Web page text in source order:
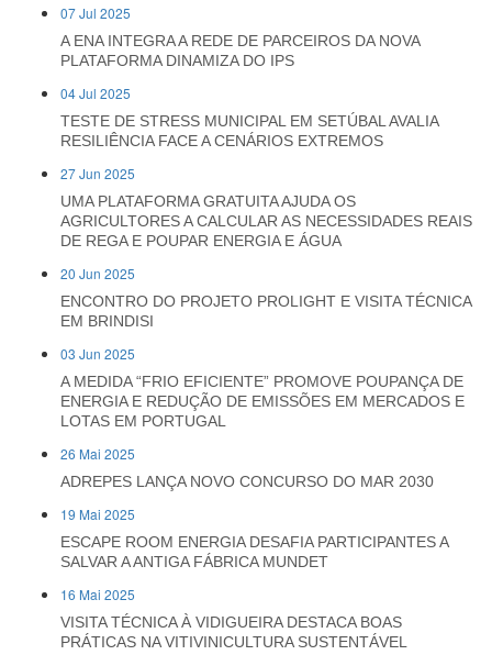
07 Jul 2025
A ENA INTEGRA A REDE DE PARCEIROS DA NOVA
PLATAFORMA DINAMIZA DO IPS
04 Jul 2025
TESTE DE STRESS MUNICIPAL EM SETÚBAL AVALIA
RESILIÊNCIA FACE A CENÁRIOS EXTREMOS
27 Jun 2025
UMA PLATAFORMA GRATUITA AJUDA OS
AGRICULTORES A CALCULAR AS NECESSIDADES REAIS
DE REGA E POUPAR ENERGIA E ÁGUA
20 Jun 2025
ENCONTRO DO PROJETO PROLIGHT E VISITA TÉCNICA
EM BRINDISI
03 Jun 2025
A MEDIDA “FRIO EFICIENTE” PROMOVE POUPANÇA DE
ENERGIA E REDUÇÃO DE EMISSÕES EM MERCADOS E
LOTAS EM PORTUGAL
26 Mai 2025
ADREPES LANÇA NOVO CONCURSO DO MAR 2030
19 Mai 2025
ESCAPE ROOM ENERGIA DESAFIA PARTICIPANTES A
SALVAR A ANTIGA FÁBRICA MUNDET
16 Mai 2025
VISITA TÉCNICA À VIDIGUEIRA DESTACA BOAS
PRÁTICAS NA VITIVINICULTURA SUSTENTÁVEL